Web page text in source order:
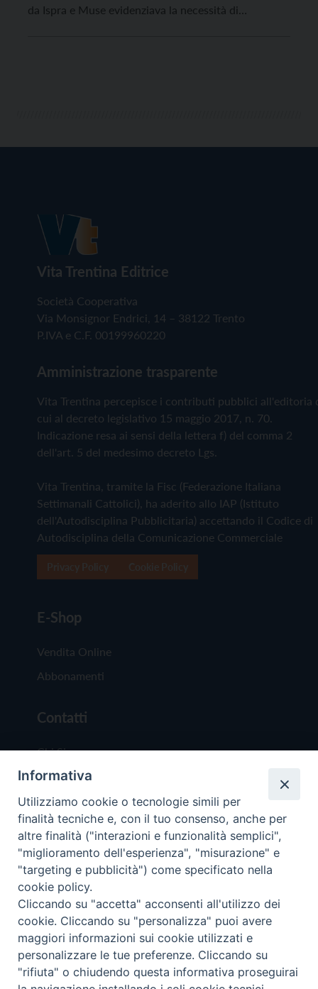
da Ispra e Muse evidenziava la necessità di
Vita Trentina Editrice
Società Cooperativa
Via Monsignor Endrici, 14 – 38122 Trento
P.IVA e C.F. 00199960220
Amministrazione trasparente
Vita Trentina percepisce i contributi pubblici all'editoria
cui al decreto legislativo 15 maggio 2017, n. 70.
Indicazione resa ai sensi della lettera f) del comma 2
dell'art. 5 del medesimo decreto Lgs.
Vita Trentina, tramite la Fisc (Federazione Italiana
Settimanali Cattolici), ha aderito allo IAP (Istituto
dell'Autodisciplina Pubblicitaria) accettando il Codice di
Autodisciplina della Comunicazione Commerciale
E-Shop
Vendita Online
Abbonamenti
Contatti
Chi Siamo
Redazione
Scrivici
Copyright © 2019 - Tutti i diritti riservati - Vita
Trentina Editrice
Privacy Policy
Torna
Informativa
Utilizziamo cookie o tecnologie simili per
finalità tecniche e, con il tuo consenso, anche per
altre finalità ("interazioni e funzionalità semplici",
"miglioramento dell'esperienza", "misurazione" e
"targeting e pubblicità") come specificato nella
cookie policy.
Cliccando su "accetta" acconsenti all'utilizzo dei
cookie. Cliccando su "personalizza" puoi avere
maggiori informazioni sui cookie utilizzati e
personalizzare le tue preferenze. Cliccando su
"rifiuta" o chiudendo questa informativa proseguirai